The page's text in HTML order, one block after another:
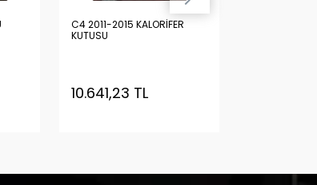
C4 2011-2015 KALORİFER
KUTUSU
10.641,23 TL